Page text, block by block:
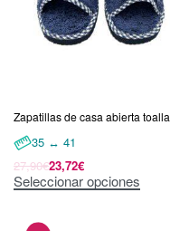
Zapatillas de casa abierta toalla
35 ↔ 41
27,90€23,72€
Seleccionar opciones